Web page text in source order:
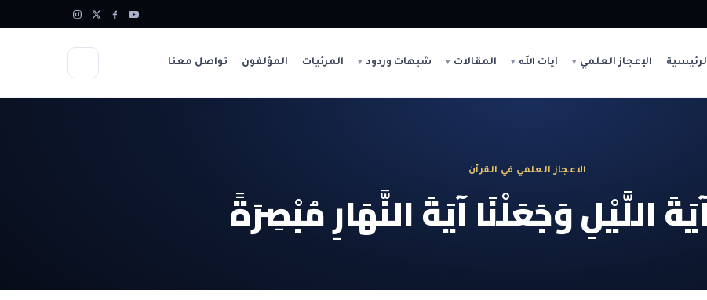
الإعجاز العلمي آيات الله المقالات شبهات وردود المرئيات المؤلفون تواصل معنا
الاعجاز العلمي في القرآن
اللَّيْلِ وَجَعَلْنَا آيَةَ النَّهَارِ مُبْصِرَةً